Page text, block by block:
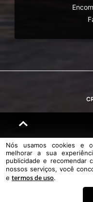
©
Nós usamos cookies e
sua experiência em
Nós usamos cookies e
melhorar a sua
publicidade e recomendar
nossos serviços, você
e termos de uso.